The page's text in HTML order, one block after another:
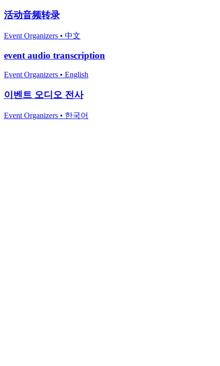
活动音频转录
Event Organizers • 中文
event audio transcription
Event Organizers • English
이벤트 오디오 전사
Event Organizers • 한국어